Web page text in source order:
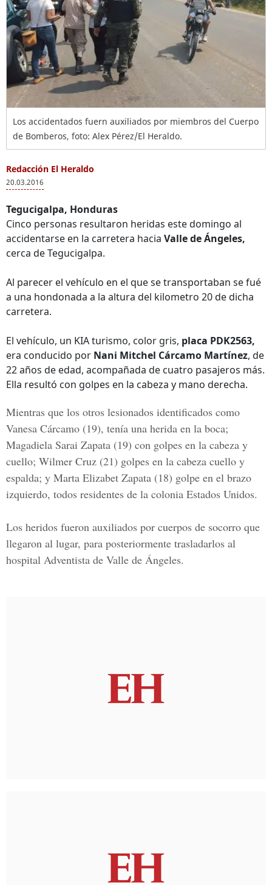
Los accidentados fuern auxiliados por miembros del Cuerpo
de Bomberos, foto: Alex Pérez/El Heraldo.
Redacción El Heraldo
20.03.2016
Tegucigalpa, Honduras
Cinco personas resultaron heridas este domingo al
accidentarse en la carretera hacia Valle de Ángeles,
cerca de Tegucigalpa.
Al parecer el vehículo en el que se transportaban se fué
a una hondonada a la altura del kilometro 20 de dicha
carretera.
El vehículo, un KIA turismo, color gris, placa PDK2563,
era conducido por Nani Mitchel Cárcamo Martínez, de
22 años de edad, acompañada de cuatro pasajeros más.
Ella resultó con golpes en la cabeza y mano derecha.
Mientras que los otros lesionados identificados como
Vanesa Cárcamo (19), tenía una herida en la boca;
Magadiela Sarai Zapata (19) con golpes en la cabeza y
cuello; Wilmer Cruz (21) golpes en la cabeza cuello y
espalda; y Marta Elizabet Zapata (18) golpe en el brazo
izquierdo, todos residentes de la colonia Estados Unidos.
Los heridos fueron auxiliados por cuerpos de socorro que
llegaron al lugar, para posteriormente trasladarlos al
hospital Adventista de Valle de Ángeles.